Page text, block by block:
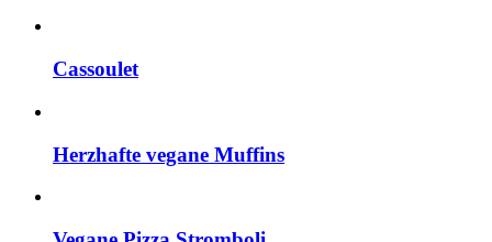
Cassoulet
Herzhafte vegane Muffins